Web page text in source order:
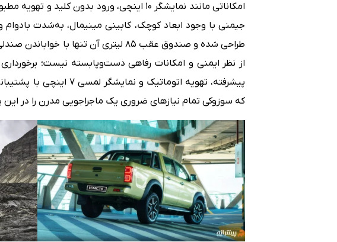
امکاناتی مانند نمایشگر ۱۰ اینچی، ورود بدون
جیمنی با وجود ابعاد کوچک، کابینی مینیمال، به‌شدت بادوام
پیشرفته، تهویه اتوماتیک و
که سوزوکی تمام نیازهای ضروری یک ماجراجویی مدرن را در